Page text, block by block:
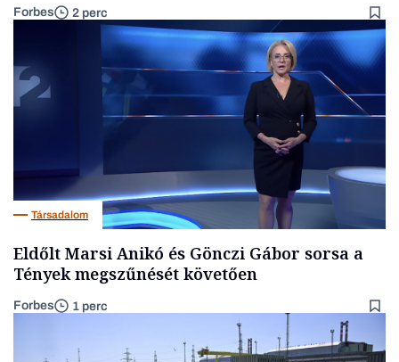
Forbes 2 perc
Társadalom
Eldőlt Marsi Anikó és Gönczi Gábor sorsa a
Tények megszűnését követően
Forbes 1 perc